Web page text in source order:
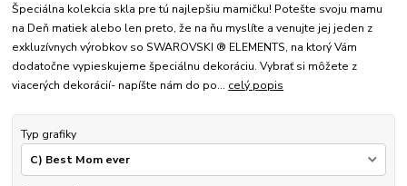
Špeciálna kolekcia skla pre tú najlepšiu mamičku! Potešte svoju mamu
na Deň matiek alebo len preto, že na ňu myslíte a venujte jej jeden z
exkluzívnych výrobkov so SWAROVSKI ® ELEMENTS, na ktorý Vám
dodatočne vypieskujeme špeciálnu dekoráciu. Vybrať si môžete z
viacerých dekorácií- napíšte nám do po... celý popis
Typ grafiky